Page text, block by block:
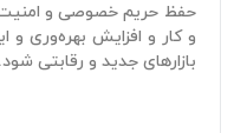
حفظ حریم خصوصی و امنیت
و کار و افزایش بهره‌وری
بازارهای جدید و رقابتی شود.